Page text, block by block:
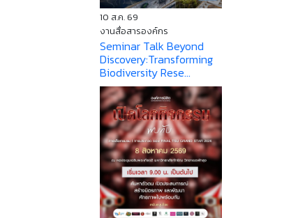
10 ส.ค. 69
งานสื่อสารองค์กร
Seminar Talk Beyond
Discovery:Transforming
Biodiversity Rese...